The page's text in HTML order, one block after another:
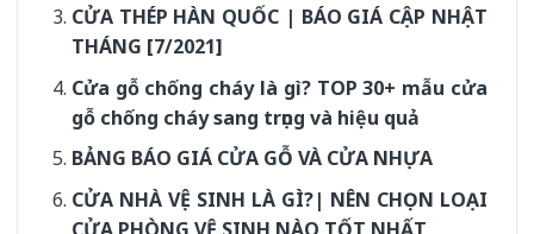
CỬA THÉP HÀN QUỐC | BÁO GIÁ CẬP NHẬT
THÁNG [7/2021]
Cửa gỗ chống cháy là gì? TOP 30+ mẫu cửa
gỗ chống cháy sang trọng và hiệu quả
BẢNG BÁO GIÁ CỬA GỖ VÀ CỬA NHỰA
CỬA NHÀ VỆ SINH LÀ GÌ?| NÊN CHỌN LOẠI